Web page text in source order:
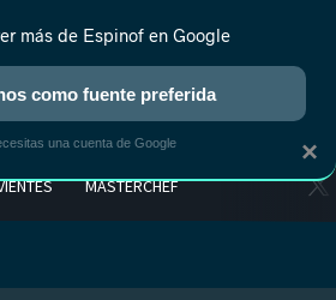
MASTERCHEF
×
más de Espinof en Google
como fuente preferida
una cuenta de Google